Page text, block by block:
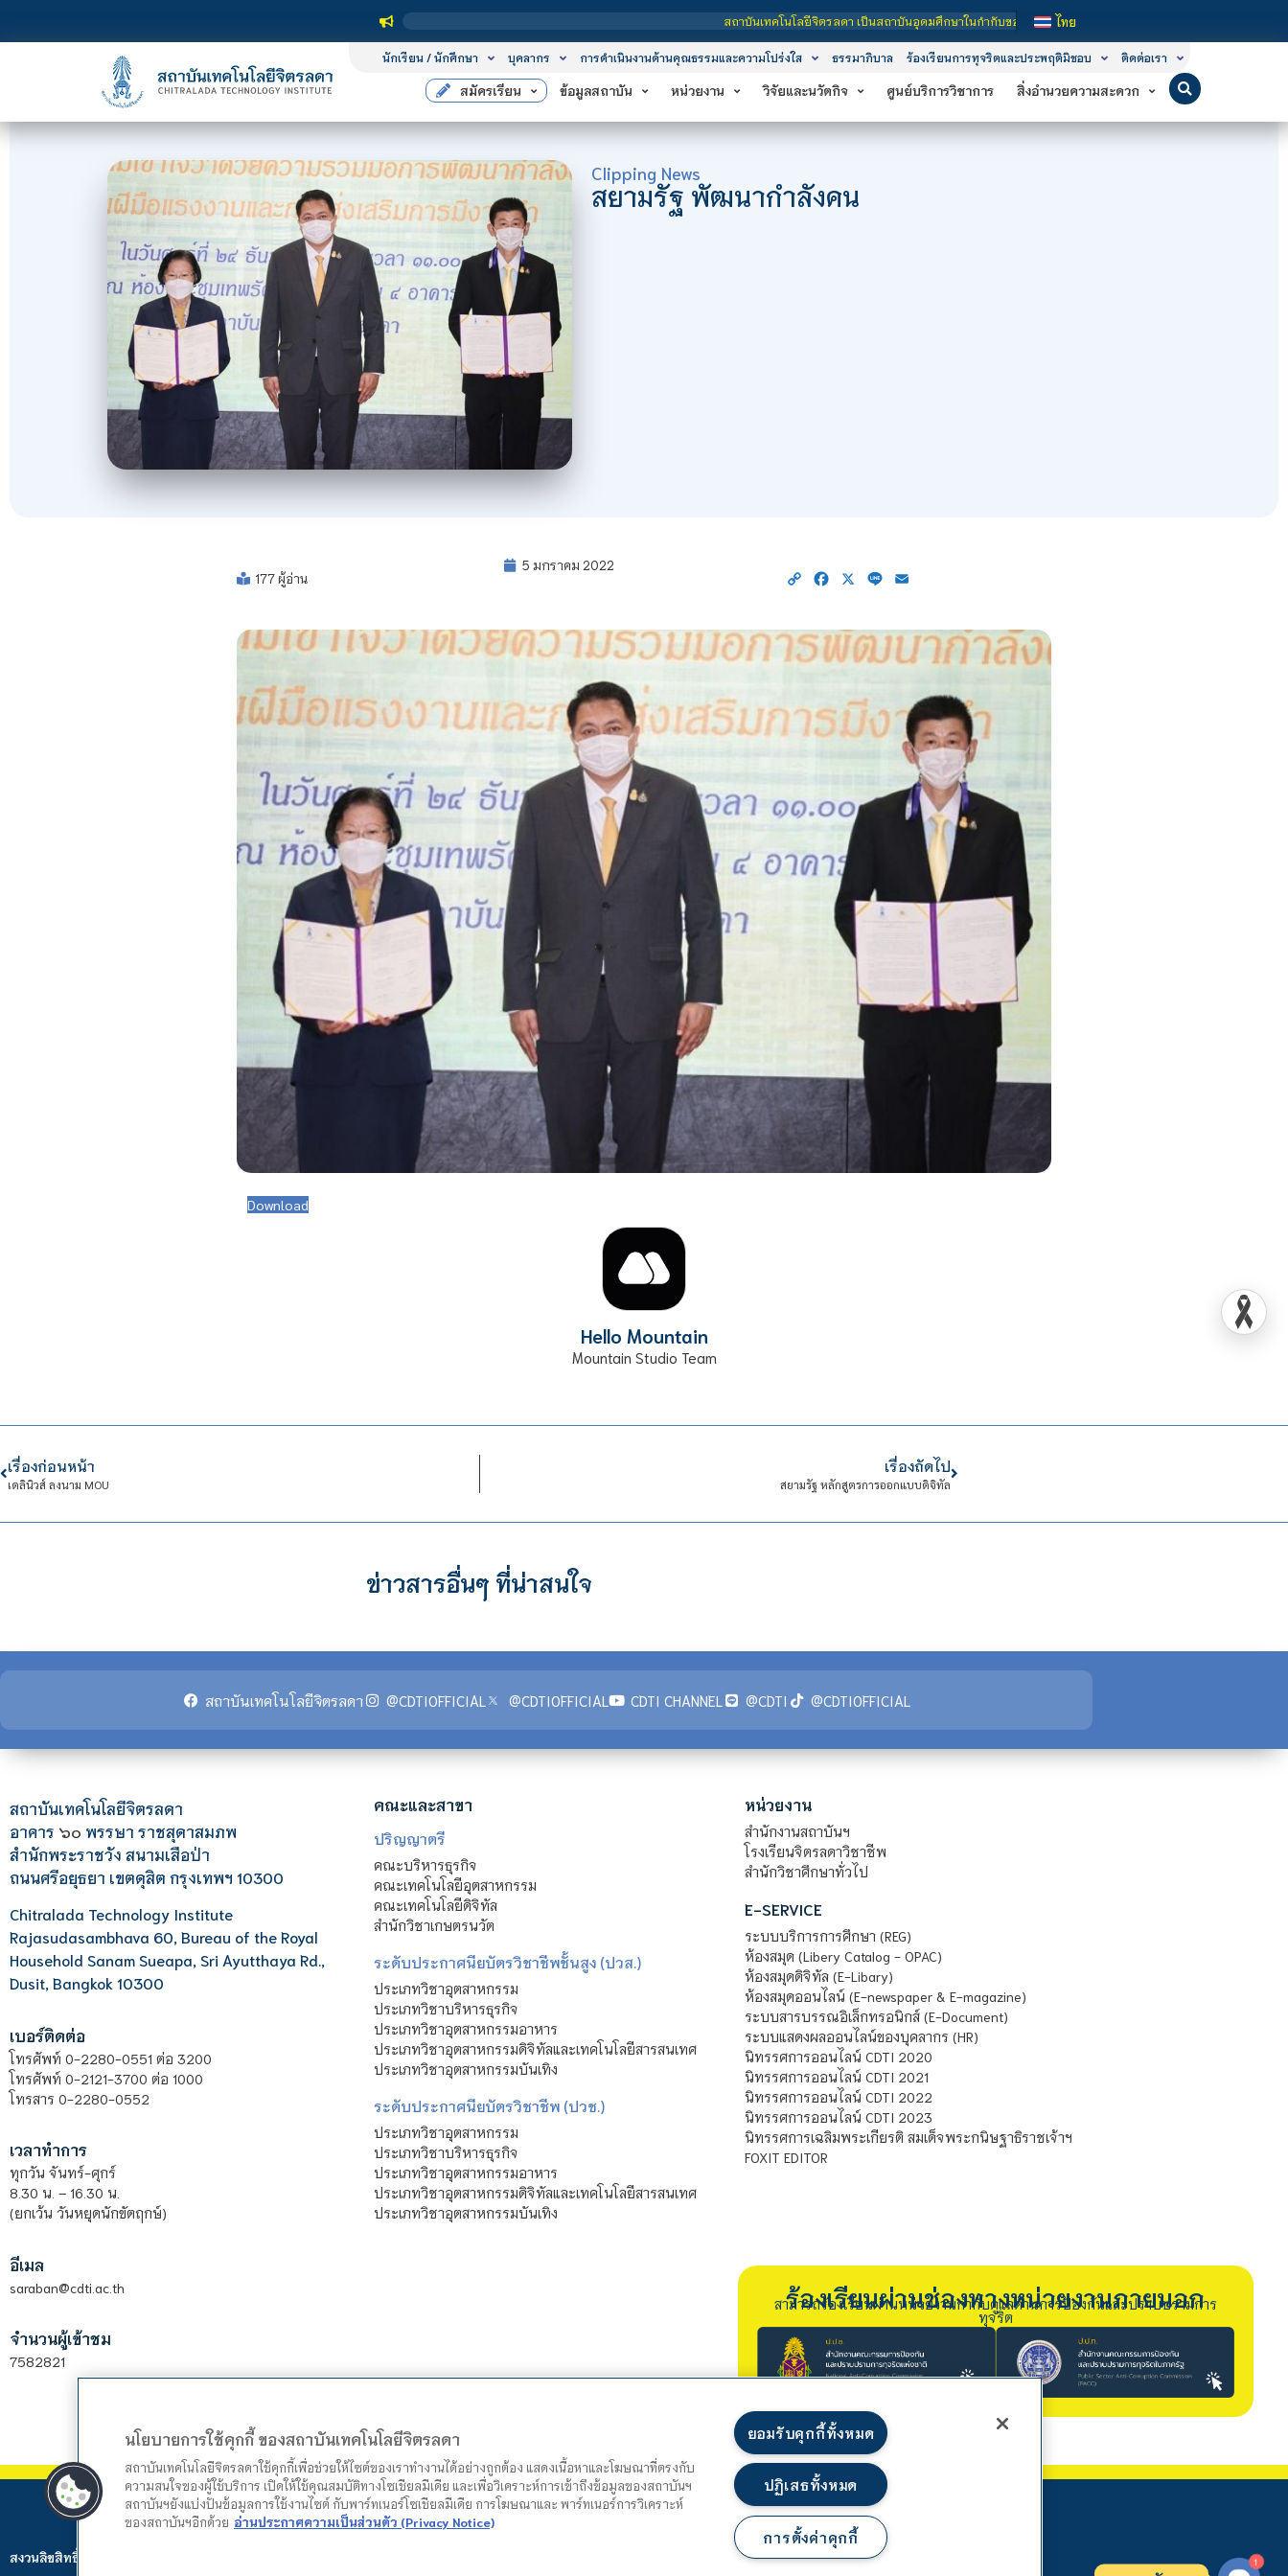
สถาบันเทคโนโลยีจิตรลดา เป็นสถาบันอุดมศึกษาในกำกับของรัฐ เปิดหลักสูตรการเรียนการสอน 3 ระดับ คือ ระดับประกาศ
ไทย
นักเรียน / นักศึกษา บุคลากร การดำเนินงานด้านคุณธรรมและความโปร่งใส ธรรมาภิบาล ร้องเรียนการทุจริตและประพฤติมิชอบ ติดต่อเรา
สมัครเรียน ข้อมูลสถาบัน หน่วยงาน วิจัยและนวัตกิจ ศูนย์บริการวิชาการ สิ่งอำนวยความสะดวก
Clipping News
สยามรัฐ พัฒนากำลังคน
177 ผู้อ่าน
5 มกราคม 2022
Copy Facebook
X Line
Download
Hello Mountain
Mountain Studio Team
เรื่องก่อนหน้า
เดลินิวส์ ลงนาม MOU
เรื่องถัดไป
สยามรัฐ หลักสูตรการออกแบบดิจิทัล
ข่าวสารอื่นๆ ที่น่าสนใจ
สถาบันเทคโนโลยีจิตรลดา @CDTIOFFICIAL @CDTIOFFICIAL CDTI CHANNEL @CDTI @CDTIOFFICIAL
สถาบันเทคโนโลยีจิตรลดา
อาคาร ๖๐ พรรษา ราชสุดาสมภพ
สำนักพระราชวัง สนามเสือป่า
ถนนศรีอยุธยา เขตดุสิต กรุงเทพฯ 10300
Chitralada Technology Institute
Rajasudasambhava 60, Bureau of the Royal
Household Sanam Sueapa, Sri Ayutthaya Rd.,
Dusit, Bangkok 10300
เบอร์ติดต่อ
โทรศัพท์ 0-2280-0551 ต่อ 3200
โทรศัพท์ 0-2121-3700 ต่อ 1000
โทรสาร 0-2280-0552
เวลาทำการ
ทุกวัน จันทร์-ศุกร์
8.30 น. – 16.30 น.
(ยกเว้น วันหยุดนักขัตฤกษ์)
อีเมล
saraban@cdti.ac.th
จำนวนผู้เข้าชม
7582821
คณะและสาขา
ปริญญาตรี
คณะบริหารธุรกิจ
คณะเทคโนโลยีอุตสาหกรรม
คณะเทคโนโลยีดิจิทัล
สำนักวิชาเกษตรนวัต
ระดับประกาศนียบัตรวิชาชีพชั้นสูง (ปวส.)
ประเภทวิชาอุตสาหกรรม
ประเภทวิชาบริหารธุรกิจ
ประเภทวิชาอุตสาหกรรมอาหาร
ประเภทวิชาอุตสาหกรรมดิจิทัลและเทคโนโลยีสารสนเทศ
ประเภทวิชาอุตสาหกรรมบันเทิง
ระดับประกาศนียบัตรวิชาชีพ (ปวช.)
ประเภทวิชาอุตสาหกรรม
ประเภทวิชาบริหารธุรกิจ
ประเภทวิชาอุตสาหกรรมอาหาร
ประเภทวิชาอุตสาหกรรมดิจิทัลและเทคโนโลยีสารสนเทศ
ประเภทวิชาอุตสาหกรรมบันเทิง
หน่วยงาน
สำนักงานสถาบันฯ
โรงเรียนจิตรลดาวิชาชีพ
สำนักวิชาศึกษาทั่วไป
E-SERVICE
ระบบบริการการศึกษา (REG)
ห้องสมุด (Libery Catalog - OPAC)
ห้องสมุดดิจิทัล (E-Libary)
ห้องสมุดออนไลน์ (E-newspaper & E-magazine)
ระบบสารบรรณอิเล็กทรอนิกส์ (E-Document)
ระบบแสดงผลออนไลน์ของบุคลากร (HR)
นิทรรศการออนไลน์ CDTI 2020
นิทรรศการออนไลน์ CDTI 2021
นิทรรศการออนไลน์ CDTI 2022
นิทรรศการออนไลน์ CDTI 2023
นิทรรศการเฉลิมพระเกียรติ สมเด็จพระกนิษฐาธิราชเจ้าฯ
FOXIT EDITOR
ร้องเรียนผ่านช่องทางหน่วยงานภายนอก
สามารถร้องเรียนผ่านหน่วยงานกำกับดูแลด้านการป้องกันและปราบปรามการ
ทุจริต
สงวนลิขสิทธิ์ © 2024 สถาบันเทคโนโลยีจิตรลดา. Web by นโยบายความเป็นส่วนตัว
1
นโยบายการใช้คุกกี้ ของสถาบันเทคโนโลยีจิตรลดา
สถาบันเทคโนโลยีจิตรลดาใช้คุกกี้เพื่อช่วยให้ไซต์ของเราทำงานได้อย่างถูกต้อง แสดงเนื้อหาและโฆษณาที่ตรงกับ
ความสนใจของผู้ใช้บริการ เปิดให้ใช้คุณสมบัติทางโซเชียลมีเดีย และเพื่อวิเคราะห์การเข้าถึงข้อมูลของสถาบันฯ
สถาบันฯยังแบ่งปันข้อมูลการใช้งานไซต์ กับพาร์ทเนอร์โซเชียลมีเดีย การโฆษณาและ พาร์ทเนอร์การวิเคราะห์
ของสถาบันฯอีกด้วย อ่านประกาศความเป็นส่วนตัว (Privacy Notice)
ยอมรับคุกกี้ทั้งหมด
ปฏิเสธทั้งหมด
การตั้งค่าคุกกี้